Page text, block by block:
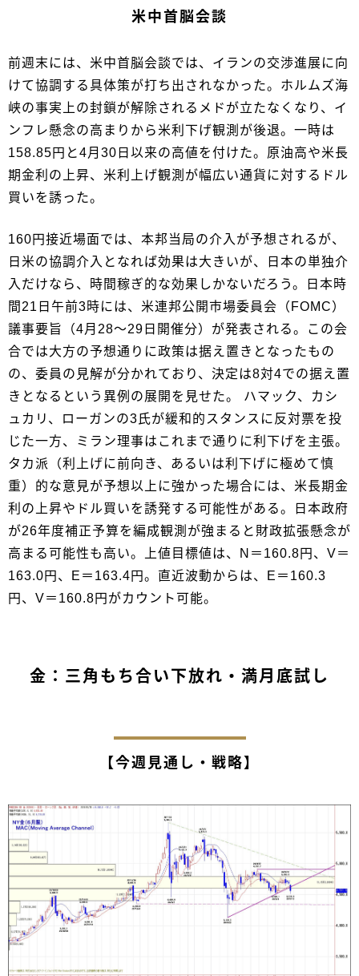
米中首脳会談
前週末には、米中首脳会談では、イランの交渉進展に向
けて協調する具体策が打ち出されなかった。ホルムズ海
峡の事実上の封鎖が解除されるメドが立たなくなり、イ
ンフレ懸念の高まりから米利下げ観測が後退。一時は
158.85円と4月30日以来の高値を付けた。原油高や米長
期金利の上昇、米利上げ観測が幅広い通貨に対するドル
買いを誘った。
160円接近場面では、本邦当局の介入が予想されるが、
日米の協調介入となれば効果は大きいが、日本の単独介
入だけなら、時間稼ぎ的な効果しかないだろう。日本時
間21日午前3時には、米連邦公開市場委員会（FOMC）
議事要旨（4月28～29日開催分）が発表される。この会
合では大方の予想通りに政策は据え置きとなったもの
の、委員の見解が分かれており、決定は8対4での据え置
きとなるという異例の展開を見せた。 ハマック、カシ
ュカリ、ローガンの3氏が緩和的スタンスに反対票を投
じた一方、ミラン理事はこれまで通りに利下げを主張。
タカ派（利上げに前向き、あるいは利下げに極めて慎
重）的な意見が予想以上に強かった場合には、米長期金
利の上昇やドル買いを誘発する可能性がある。日本政府
が26年度補正予算を編成観測が強まると財政拡張懸念が
高まる可能性も高い。上値目標値は、N＝160.8円、V＝
163.0円、E＝163.4円。直近波動からは、E＝160.3
円、V＝160.8円がカウント可能。
金：三角もち合い下放れ・満月底試し
【今週見通し・戦略】